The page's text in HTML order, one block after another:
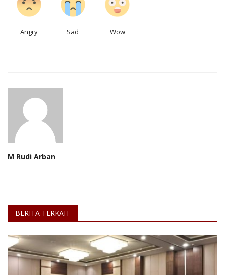
Angry Sad Wow
M Rudi Arban
BERITA TERKAIT